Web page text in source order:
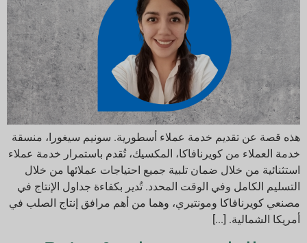
هذه قصة عن تقديم خدمة عملاء أسطورية. سونيم سيغورا، منسقة
خدمة العملاء من كويرنافاكا، المكسيك، تُقدم باستمرار خدمة عملاء
استثنائية من خلال ضمان تلبية جميع احتياجات عملائها من خلال
التسليم الكامل وفي الوقت المحدد. تُدير بكفاءة جداول الإنتاج في
مصنعي كويرنافاكا ومونتيري، وهما من أهم مرافق إنتاج الصلب في
أمريكا الشمالية. [...]